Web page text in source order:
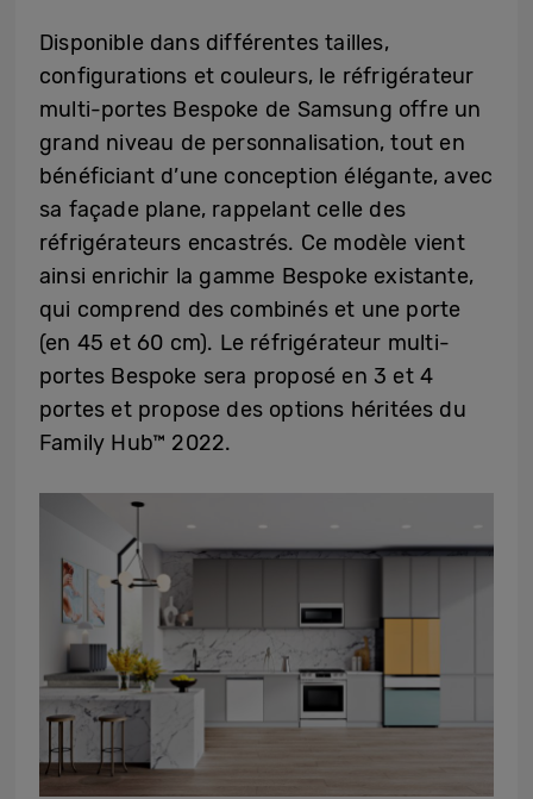
Disponible dans différentes tailles,
configurations et couleurs, le réfrigérateur
multi-portes Bespoke de Samsung offre un
grand niveau de personnalisation, tout en
bénéficiant d’une conception élégante, avec
sa façade plane, rappelant celle des
réfrigérateurs encastrés. Ce modèle vient
ainsi enrichir la gamme Bespoke existante,
qui comprend des combinés et une porte
(en 45 et 60 cm). Le réfrigérateur multi-
portes Bespoke sera proposé en 3 et 4
portes et propose des options héritées du
Family Hub™ 2022.